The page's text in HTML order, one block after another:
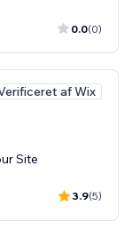
0.0(0)
af Wix
Site
3.9(5)